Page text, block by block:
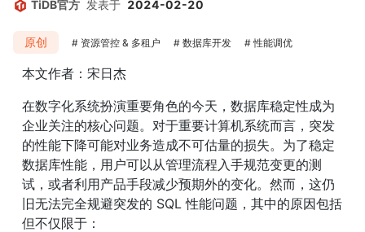
TiDB官方 发表于 2024-02-20
原创 资源管控 & 多租户 数据库开发 性能调优
本文作者：宋日杰
在数字化系统扮演重要角色的今天，数据库稳定性成为
企业关注的核心问题。对于重要计算机系统而言，突发
的性能下降可能对业务造成不可估量的损失。为了稳定
数据库性能，用户可以从管理流程入手规范变更的测
试，或者利用产品手段减少预期外的变化。然而，这仍
旧无法完全规避突发的 SQL 性能问题，其中的原因包括
但不仅限于：